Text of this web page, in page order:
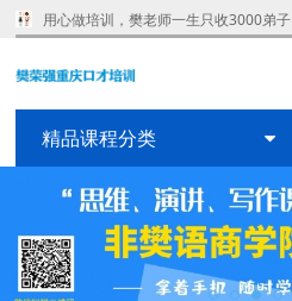
用心做培训，樊老师一生只收3000弟子
精品课程分类